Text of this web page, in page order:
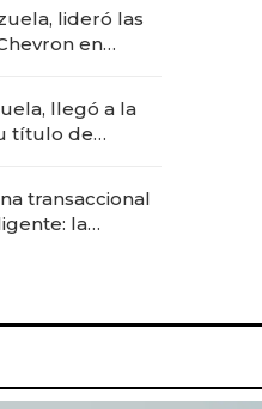
lideró las
en
llegó a la
título de
transaccional
la